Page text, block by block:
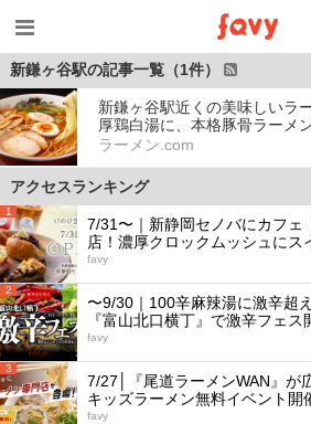
新鎌ヶ谷駅の記事一覧（1件）
新鎌ヶ谷駅近くの美味しいラ
厚鶏白湯に、本格豚骨ラーメ
ラーメン.com
アクセスランキング
1
7/31〜｜新静岡セノバにカフェ
店！濃厚クロックムッシュにス
favy
2
〜9/30｜100辛麻辣湯に激辛超
『富山北口横丁』で激辛フェス
favy
3
7/27│『尾道ラーメンWAN』が
キッズラーメン無料イベント開
favy